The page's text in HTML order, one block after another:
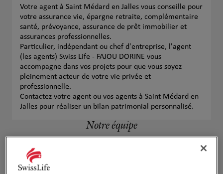
Votre agent à Saint Médard en Jalles vous conseille pour
votre assurance vie, épargne retraite, complémentaire
santé, prévoyance, assurance de prêt immobilier et
assurances professionnelles.
Particulier, indépendant ou chef d'entreprise, l'agent
(les agents) Swiss Life - FAJOU DORINE vous
accompagne dans vos projets pour que vous soyez
pleinement acteur de votre vie privée et
professionnelle.
Contactez votre agent ou vos agents à Saint Médard en
Jalles pour réaliser un bilan patrimonial personnalisé.
Notre équipe